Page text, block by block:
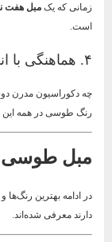
زمانی که یکمبل هفت
است.
۴. هماهنگی با انواع سبک‌ها
چه دکوراسیون مدرن
رنگ طوسی در همه این
مبل
در ادامه بهترین
دارند معرفی شده‌اند.